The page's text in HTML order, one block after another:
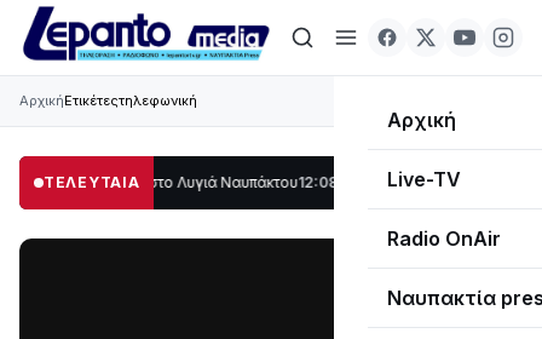
Αρχική
Live-TV
Radio OnAir
Ναυπακτία
ΑρχικήΕτικέτεςτηλεφωνική
ΤΕΛΕΥΤΑΙΑ
στο Λυγιά Ναυπάκτου12:08 Σε τροχιά υλοποίησης η Παράκαμψη